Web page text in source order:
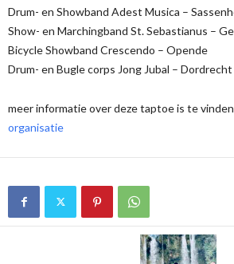
Drum- en Showband Adest Musica –
Show- en Marchingband St. Sebastianus –
Bicycle Showband Crescendo – Opende
Drum- en Bugle corps Jong Jubal – Dordrecht
meer informatie over deze taptoe is te
organisatie